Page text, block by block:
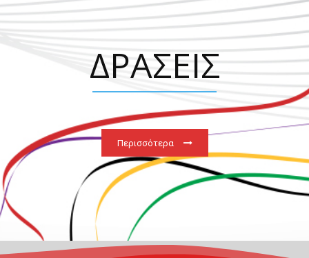
ΔΡΑΣΕΙΣ
Περισσότερα